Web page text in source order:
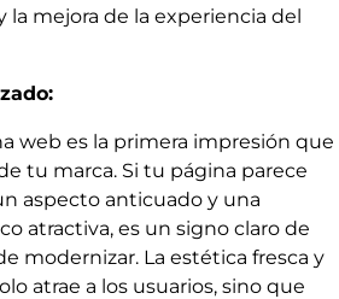
la mejora de la experiencia del
web es la primera impresión que
tu marca. Si tu página parece
aspecto anticuado y una
atractiva, es un signo claro de
modernizar. La estética fresca y
atrae a los usuarios, sino que